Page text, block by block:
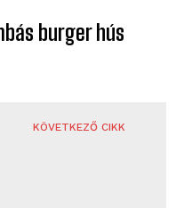
burger hús
KÖVETKEZŐ CIKK